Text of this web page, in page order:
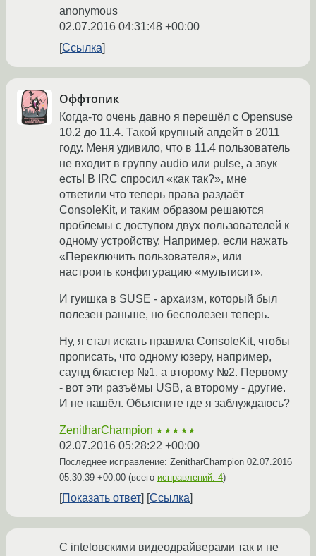
anonymous
02.07.2016 04:31:48 +00:00
Ссылка
Оффтопик
Когда-то очень давно я перешёл с Opensuse
10.2 до 11.4. Такой крупный апдейт в 2011
году. Меня удивило, что в 11.4 пользователь
не входит в группу audio или pulse, а звук
есть! В IRC спросил «как так?», мне
ответили что теперь права раздаёт
ConsoleKit, и таким образом решаются
проблемы с доступом двух пользователей к
одному устройству. Например, если нажать
«Переключить пользователя», или
настроить конфигурацию «мультисит».
И гуишка в SUSE - архаизм, который был
полезен раньше, но бесполезен теперь.
Ну, я стал искать правила ConsoleKit, чтобы
прописать, что одному юзеру, например,
саунд бластер №1, а второму №2. Первому
- вот эти разъёмы USB, а второму - другие.
И не нашёл. Объясните где я заблуждаюсь?
ZenitharChampion ★★★★★
02.07.2016 05:28:22 +00:00
Последнее исправление: ZenitharChampion 02.07.2016
05:30:39 +00:00 (всего исправлений: 4)
Показать ответ Ссылка
С intelовскими видеодрайверами так и не